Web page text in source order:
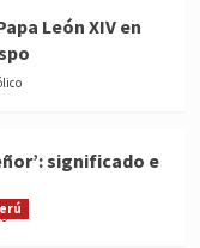
León XIV en
significado e